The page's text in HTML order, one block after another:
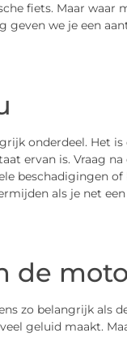
fiets. Maar waar
geven we je een
onderdeel. Het
ervan is. Vraag
beschadigingen
als je net
de
zo belangrijk als
geluid maakt.